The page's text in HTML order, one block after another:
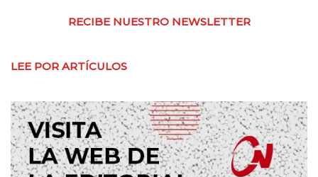
RECIBE NUESTRO NEWSLETTER
LEE POR ARTÍCULOS